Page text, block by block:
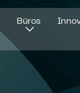
Büros